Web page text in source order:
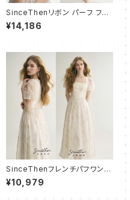
SinceThenリボン パーフ フレ
アワンピース ロング
¥14,186
SinceThenフレンチパフワンピ
ース フレア ロング
¥10,979